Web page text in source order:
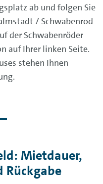
ab und folgen Sie
/ Schwabenrod
der Schwabenröder
auf Ihrer linken Seite.
stehen Ihnen
Mietdauer,
Rückgabe